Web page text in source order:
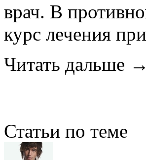
врач. В
курс лечения
Читать дальше →
Статьи по теме